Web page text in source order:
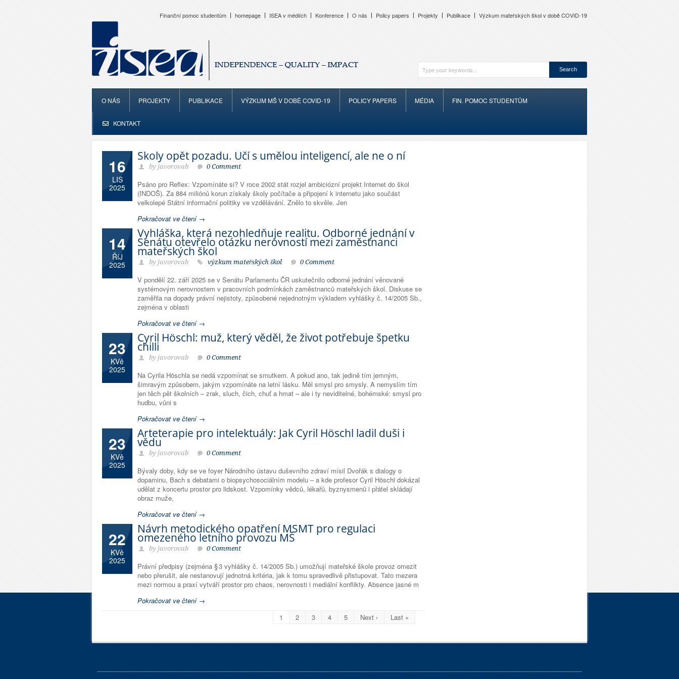
Finanční pomoc studentům homepage ISEA v médiích Konference O nás Policy papers Projekty Publikace Výzkum mateřských škol v době COVID-19
O NÁS PROJEKTY PUBLIKACE VÝZKUM MŠ V DOBĚ COVID-19 POLICY PAPERS MÉDIA FIN. POMOC STUDENTŮM
KONTAKT
16
LIS
2025
Školy opět pozadu. Učí s umělou inteligencí, ale ne o ní
by javorovab 0 Comment
Psáno pro Reflex: Vzpomínáte si? V roce 2002 stát rozjel ambiciózní projekt Internet do škol
(INDOŠ). Za 884 miliónů korun získaly školy počítače a připojení k internetu jako součást
velkolepé Státní informační politiky ve vzdělávání. Znělo to skvěle. Jen
Pokračovat ve čtení →
14
ŘíJ
2025
Vyhláška, která nezohledňuje realitu. Odborné jednání v
Senátu otevřelo otázku nerovností mezi zaměstnanci
mateřských škol
by javorovab výzkum mateřských škol 0 Comment
V pondělí 22. září 2025 se v Senátu Parlamentu ČR uskutečnilo odborné jednání věnované
systémovým nerovnostem v pracovních podmínkách zaměstnanců mateřských škol. Diskuse se
zaměřila na dopady právní nejistoty, způsobené nejednotným výkladem vyhlášky č. 14/2005 Sb.,
zejména v oblasti
Pokračovat ve čtení →
23
KVě
2025
Cyril Höschl: muž, který věděl, že život potřebuje špetku
chilli
by javorovab 0 Comment
Na Cyrila Höschla se nedá vzpomínat se smutkem. A pokud ano, tak jedině tím jemným,
šimravým způsobem, jakým vzpomínáte na letní lásku. Měl smysl pro smysly. A nemyslím tím
jen těch pět školních – zrak, sluch, čich, chuť a hmat – ale i ty neviditelné, bohémské: smysl pro
hudbu, vůni s
Pokračovat ve čtení →
23
KVě
2025
Arteterapie pro intelektuály: Jak Cyril Höschl ladil duši i
vědu
by javorovab 0 Comment
Bývaly doby, kdy se ve foyer Národního ústavu duševního zdraví mísil Dvořák s dialogy o
dopaminu, Bach s debatami o biopsychosociálním modelu – a kde profesor Cyril Höschl dokázal
udělat z koncertu prostor pro lidskost. Vzpomínky vědců, lékařů, byznysmenů i přátel skládají
obraz muže,
Pokračovat ve čtení →
22
KVě
2025
Návrh metodického opatření MŠMT pro regulaci
omezeného letního provozu MŠ
by javorovab 0 Comment
Právní předpisy (zejména § 3 vyhlášky č. 14/2005 Sb.) umožňují mateřské škole provoz omezit
nebo přerušit, ale nestanovují jednotná kritéria, jak k tomu spravedlivě přistupovat. Tato mezera
mezi normou a praxí vytváří prostor pro chaos, nerovnosti i mediální konflikty. Absence jasné m
Pokračovat ve čtení →
1
2 3 4 5 Next › Last »